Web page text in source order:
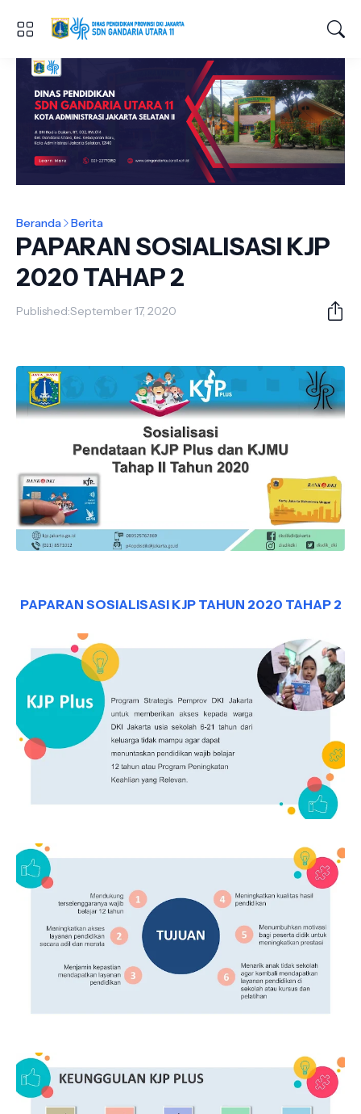
Beranda Berita
PAPARAN SOSIALISASI KJP
2020 TAHAP 2
Published:September 17, 2020
PAPARAN SOSIALISASI KJP TAHUN 2020 TAHAP 2